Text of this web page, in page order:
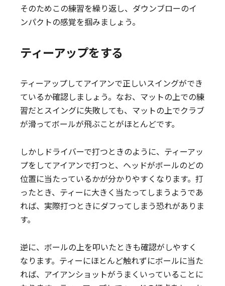
そのためこの練習を繰り返し、ダウンブローのイ
ンパクトの感覚を掴みましょう。
ティーアップをする
ティーアップしてアイアンで正しいスイングができ
ているか確認しましょう。なお、マットの上での練
習だとスイングに失敗しても、マットの上でクラブ
が滑ってボールが飛ぶことがほとんどです。
しかしドライバーで打つときのように、ティーアッ
プをしてアイアンで打つと、ヘッドがボールのどの
位置に当たっているかが分かりやすくなります。打
ったとき、ティーに大きく当たってしまうようであ
れば、実際打つときにダフってしまう恐れがありま
す。
逆に、ボールの上を叩いたときも確認がしやすく
なります。ティーにほとんど触れずにボールに当た
れば、アイアンショットがうまくいっていることに